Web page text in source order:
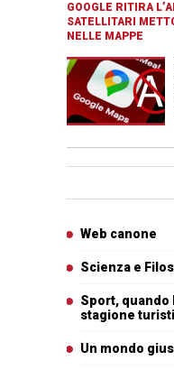
GOOGLE RITIRA
SATELLITARI
NELLE MAPPE
Web canone
Scienza e
Sport, quando
stagione
Un mondo